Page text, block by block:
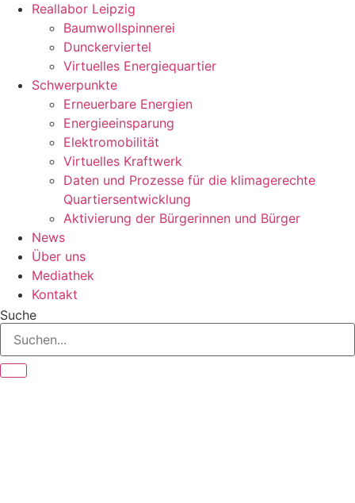
Reallabor Leipzig
Baumwollspinnerei
Dunckerviertel
Virtuelles Energiequartier
Schwerpunkte
Erneuerbare Energien
Energieeinsparung
Elektromobilität
Virtuelles Kraftwerk
Daten und Prozesse für die klimagerechte
Quartiersentwicklung
Aktivierung der Bürgerinnen und Bürger
News
Über uns
Mediathek
Kontakt
Suche